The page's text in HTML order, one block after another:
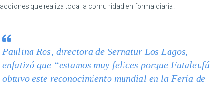
acciones que realiza toda la comunidad en forma diaria.
Paulina Ros, directora de Sernatur Los Lagos,
enfatizó que “estamos muy felices porque Futaleufú
obtuvo este reconocimiento mundial en la Feria de